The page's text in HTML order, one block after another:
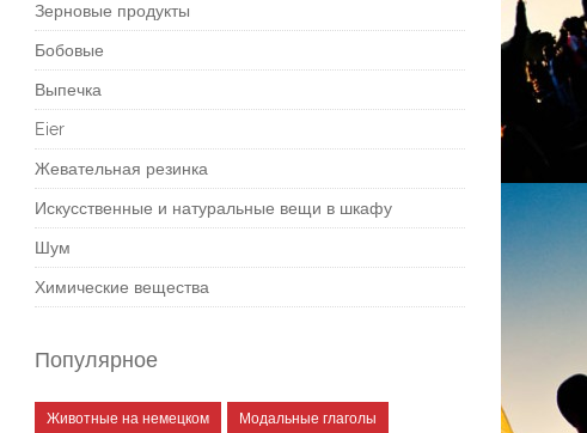
Зерновые продукты
Бобовые
Выпечка
Eier
Жевательная резинка
Искусственные и натуральные вещи в шкафу
Шум
Химические вещества
Популярное
Животные на немецком Модальные глаголы